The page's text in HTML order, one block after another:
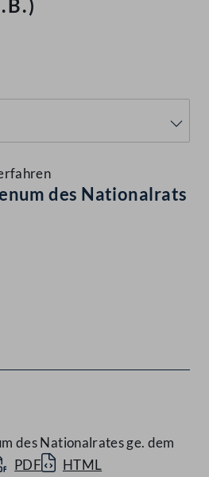
des Nationalrats
des Nationalrates ge. dem
PDF
HTML